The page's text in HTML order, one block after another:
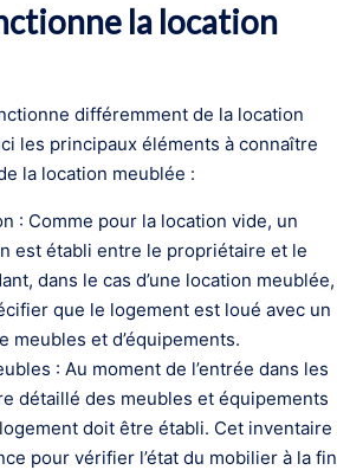
la location
différemment de la location
les principaux éléments à connaître
la location meublée :
: Comme pour la location vide, un
est établi entre le propriétaire et le
dans le cas d’une location meublée,
que le logement est loué avec un
meubles et d’équipements.
: Au moment de l’entrée dans les
détaillé des meubles et équipements
doit être établi. Cet inventaire
pour vérifier l’état du mobilier à la fin